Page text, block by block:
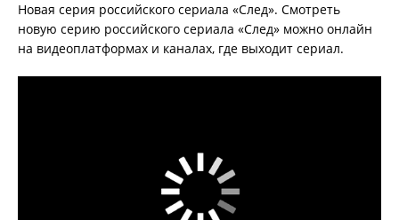
Новая серия российского сериала «След». Смотреть
новую серию российского сериала «След» можно онлайн
на видеоплатформах и каналах, где выходит сериал.